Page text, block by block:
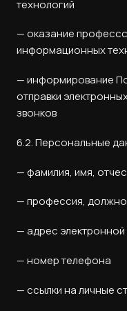
технологий
— оказание
информационных
— информирование
отправки
звонков
6.2. Персональные
— фамилия, имя,
— профессия,
— адрес электронной
— номер телефона
— ссылки на личные